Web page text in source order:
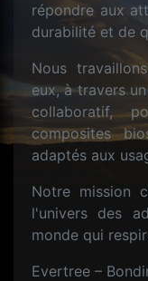
répondre aux
durabilité et de
Nous
eux, à travers
collaboratif,
composites
adaptés aux
Notre mission
l'univers des
monde qui
Evertree –